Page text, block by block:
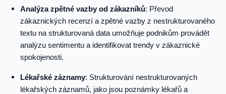
Analýza zpětné vazby od zákazníků: Převod
zákaznických recenzí a zpětné vazby z nestrukturovaného
textu na strukturovaná data umožňuje podnikům provádět
analýzu sentimentu a identifikovat trendy v zákaznické
spokojenosti.
Lékařské záznamy: Strukturování nestrukturovaných
lékařských záznamů, jako jsou poznámky lékařů a